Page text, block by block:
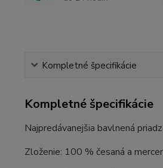
Kompletné špecifikácie
Kompletné špecifikácie
Najpredávanejšia bavlnená
Zloženie: 100 % česaná a